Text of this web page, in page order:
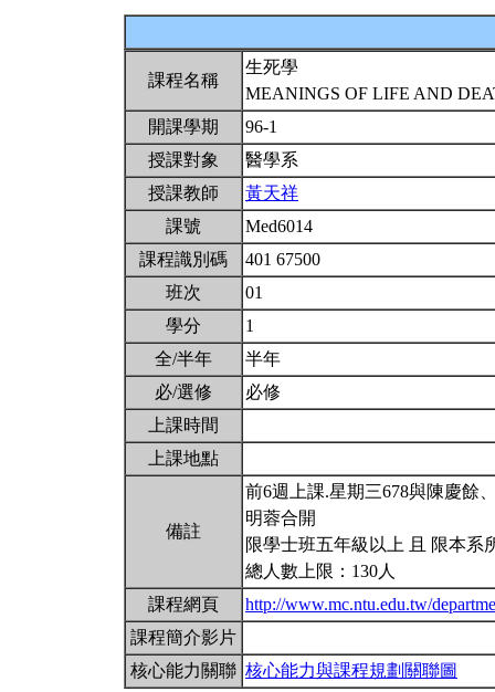
課程名稱
生死學
MEANINGS OF LIFE AND
開課學期
96-1
授課對象
醫學系
授課教師
黃天祥
課號
Med6014
課程識別碼
401 67500
班次
01
學分
1
全/半年
半年
必/選修
必修
上課時間
上課地點
備註
前6週上課.星期三678與陳慶餘
明蓉合開
限學士班五年級以上 且 限本系
總人數上限：130人
課程網頁
http://www.mc.ntu.edu.tw/
課程簡介影片
核心能力關聯 核心能力與課程規劃關聯圖